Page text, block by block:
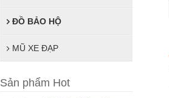
ĐỒ BẢO HỘ
MŨ XE ĐẠP
Sản phẩm Hot